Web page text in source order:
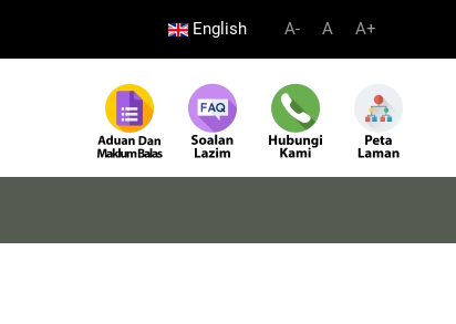
English A- A A+